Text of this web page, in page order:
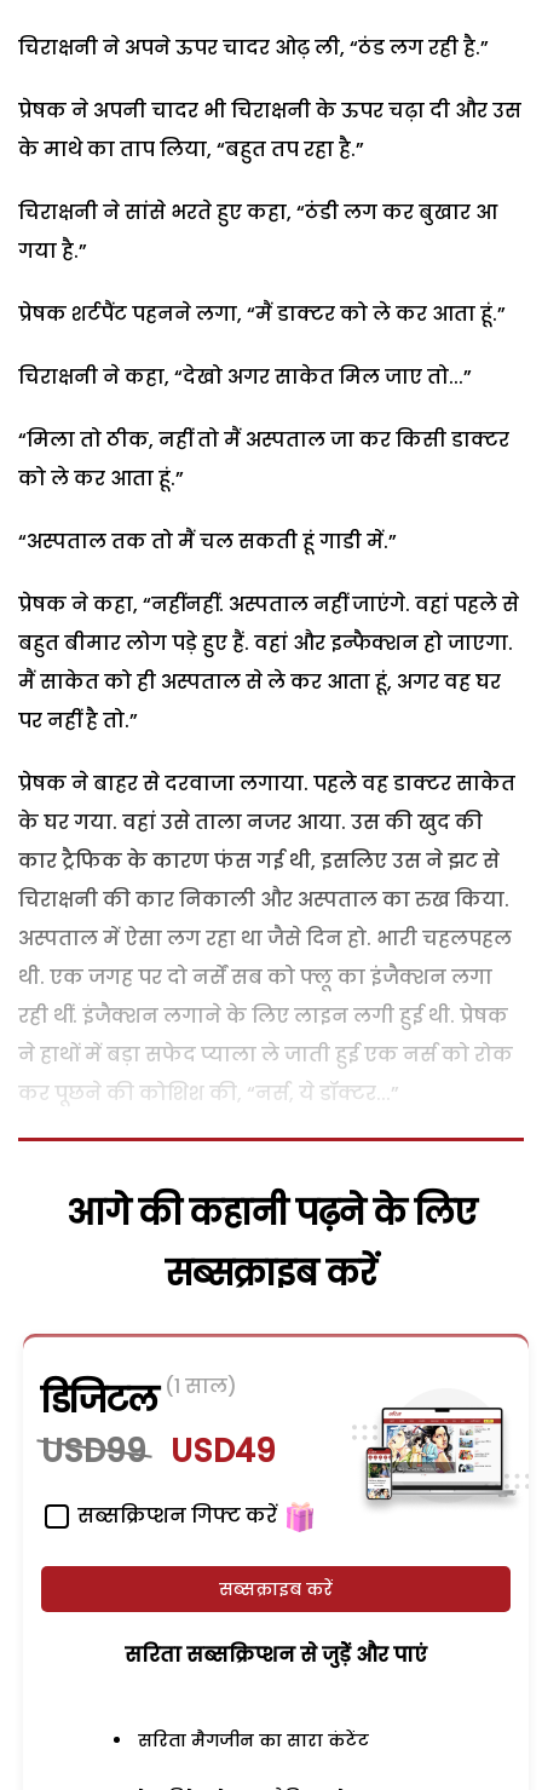
चिराक्षनी ने अपने ऊपर चादर ओढ़ ली, “ठंड लग रही है.”
प्रेषक ने अपनी चादर भी चिराक्षनी के ऊपर चढ़ा दी और उस
के माथे का ताप लिया, “बहुत तप रहा है.”
चिराक्षनी ने सांसे भरते हुए कहा, “ठंडी लग कर बुखार आ
गया है.”
प्रेषक शर्टपैंट पहनने लगा, “मैं डाक्टर को ले कर आता हूं.”
चिराक्षनी ने कहा, “देखो अगर साकेत मिल जाए तो...”
“मिला तो ठीक, नहीं तो मैं अस्पताल जा कर किसी डाक्टर
को ले कर आता हूं.”
“अस्पताल तक तो मैं चल सकती हूं गाडी में.”
प्रेषक ने कहा, “नहींनहीं. अस्पताल नहीं जाएंगे. वहां पहले से
बहुत बीमार लोग पड़े हुए हैं. वहां और इन्फैक्शन हो जाएगा.
मैं साकेत को ही अस्पताल से ले कर आता हूं, अगर वह घर
पर नहीं है तो.”
प्रेषक ने बाहर से दरवाजा लगाया. पहले वह डाक्टर साकेत
के घर गया. वहां उसे ताला नजर आया. उस की खुद की
कार ट्रैफिक के कारण फंस गई थी, इसलिए उस ने झट से
चिराक्षनी की कार निकाली और अस्पताल का रुख किया.
अस्पताल में ऐसा लग रहा था जैसे दिन हो. भारी चहलपहल
थी. एक जगह पर दो नर्सें सब को फ्लू का इंजैक्शन लगा
रही थीं. इंजैक्शन लगाने के लिए लाइन लगी हुई थी. प्रेषक
ने हाथों में बड़ा सफेद प्याला ले जाती हुई एक नर्स को रोक
कर पूछने की कोशिश की, “नर्स, ये डॉक्टर...”
आगे की कहानी पढ़ने के लिए
सब्सक्राइब करें
डिजिटल (1 साल)
USD99 USD49
सब्सक्रिप्शन गिफ्ट करें
सब्सक्राइब करें
सरिता सब्सक्रिप्शन से जुड़ेें और पाएं
सरिता मैगजीन का सारा कंटेंट